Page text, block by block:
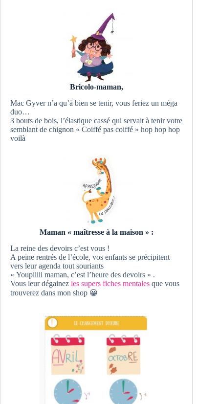
Bricolo-maman,
Mac Gyver n’a qu’à bien se tenir, vous feriez un méga
duo…
3 bouts de bois, l’élastique cassé qui servait à tenir votre
semblant de chignon « Coiffé pas coiffé » hop hop hop
voilà
Maman « maîtresse à la maison » :
La reine des devoirs c’est vous !
A peine rentrés de l’école, vos enfants se précipitent
vers leur agenda tout souriants
« Youpiiiii maman, c’est l’heure des devoirs » .
Vous leur dégainez les supers fiches mentales que vous
trouverez dans mon shop 😀